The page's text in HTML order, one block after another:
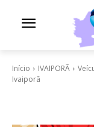
Início IVAIPORÃ
Ivaiporã